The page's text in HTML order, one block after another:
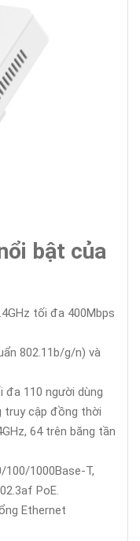
bật của
tối đa 400Mbps
802.11b/g/n) và
đa 110 người dùng
truy cập đồng thời
64 trên băng tần
100/1000Base-T,
PoE.
Ethernet